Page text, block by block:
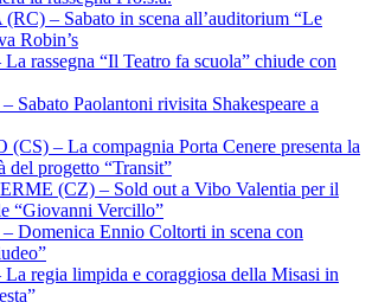
– Sabato in scena all’auditorium “Le
Robin’s
rassegna “Il Teatro fa scuola” chiude con
Sabato Paolantoni rivisita Shakespeare a
– La compagnia Porta Cenere presenta la
del progetto “Transit”
(CZ) – Sold out a Vibo Valentia per il
“Giovanni Vercillo”
Domenica Ennio Coltorti in scena con
regia limpida e coraggiosa della Misasi in